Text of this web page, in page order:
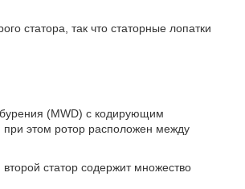
статора, так что статорные лопатки
(MWD) с кодирующим
при этом ротор расположен между
статор содержит множество